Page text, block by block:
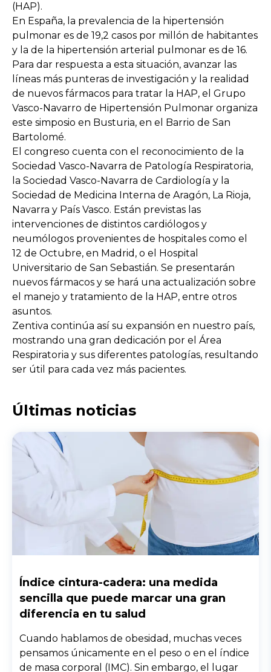
(HAP).
En España, la prevalencia de la hipertensión
pulmonar es de 19,2 casos por millón de habitantes
y la de la hipertensión arterial pulmonar es de 16.
Para dar respuesta a esta situación, avanzar las
líneas más punteras de investigación y la realidad
de nuevos fármacos para tratar la HAP, el Grupo
Vasco-Navarro de Hipertensión Pulmonar organiza
este simposio en Busturia, en el Barrio de San
Bartolomé.
El congreso cuenta con el reconocimiento de la
Sociedad Vasco-Navarra de Patología Respiratoria,
la Sociedad Vasco-Navarra de Cardiología y la
Sociedad de Medicina Interna de Aragón, La Rioja,
Navarra y País Vasco. Están previstas las
intervenciones de distintos cardiólogos y
neumólogos provenientes de hospitales como el
12 de Octubre, en Madrid, o el Hospital
Universitario de San Sebastián. Se presentarán
nuevos fármacos y se hará una actualización sobre
el manejo y tratamiento de la HAP, entre otros
asuntos.
Zentiva continúa así su expansión en nuestro país,
mostrando una gran dedicación por el Área
Respiratoria y sus diferentes patologías, resultando
ser útil para cada vez más pacientes.
Últimas noticias
Índice cintura-cadera: una medida
sencilla que puede marcar una gran
diferencia en tu salud
Cuando hablamos de obesidad, muchas veces
pensamos únicamente en el peso o en el índice
de masa corporal (IMC). Sin embargo, el lugar